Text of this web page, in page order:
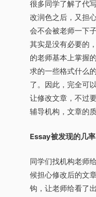
很多同学了解了代
改润色之后，又担
会不会被老师一下
其实是没有必要的
的老师基本上掌握
求的一些格式什么
了。因此，完全可
让修改文章，不过
辅导机构，文章的
Essay被发现的几率
同学们找机构老师
候担心修改后的文
钩，让老师给看了